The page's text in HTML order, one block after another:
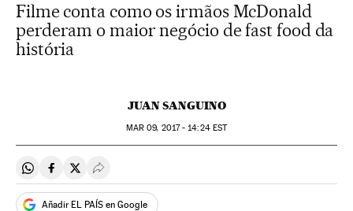
Filme conta como os irmãos McDonald
perderam o maior negócio de fast food da
história
JUAN SANGUINO
MAR 09, 2017 - 14:24EST
Compartir en Whatsapp
Compartir en Facebook
Compartir en Twitter
Desplegar Redes Sociales
Añadir EL PAÍS en Google